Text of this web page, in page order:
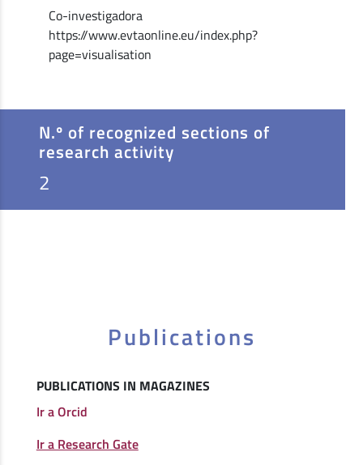
Co-investigadora
https://www.evtaonline.eu/index.php?
page=visualisation
N.º of recognized sections of
research activity
2
Publications
PUBLICATIONS IN MAGAZINES
Ir a Orcid
Ir a Research Gate